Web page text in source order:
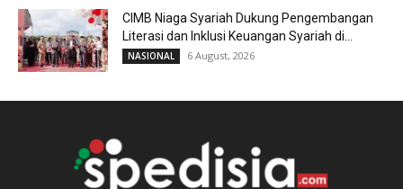
CIMB Niaga Syariah Dukung Pengembangan
Literasi dan Inklusi Keuangan Syariah di...
NASIONAL 6 August, 2026